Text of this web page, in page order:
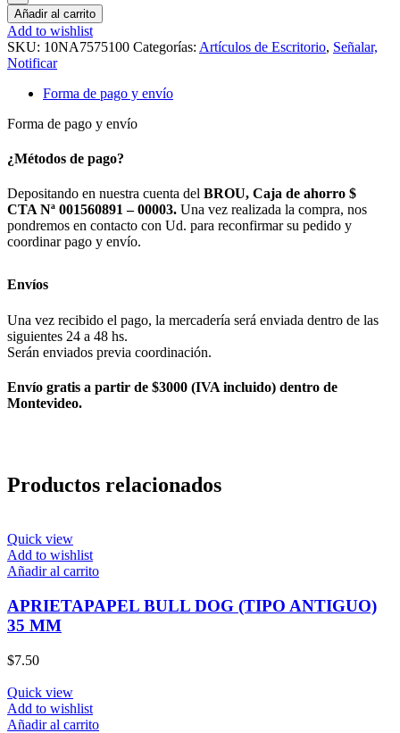
Añadir al carrito
Add to wishlist
SKU: 10NA7575100 Categorías: Artículos de Escritorio, Señalar,
Notificar
Forma de pago y envío
Forma de pago y envío
¿Métodos de pago?
Depositando en nuestra cuenta del BROU, Caja de ahorro $
CTA Nª 001560891 – 00003. Una vez realizada la compra, nos
pondremos en contacto con Ud. para reconfirmar su pedido y
coordinar pago y envío.
Envíos
Una vez recibido el pago, la mercadería será enviada dentro de las
siguientes 24 a 48 hs.
Serán enviados previa coordinación.
Envío gratis a partir de $3000 (IVA incluido) dentro de
Montevideo.
Productos relacionados
Quick view
Add to wishlist
Añadir al carrito
APRIETAPAPEL BULL DOG (TIPO ANTIGUO)
35 MM
$7.50
Quick view
Add to wishlist
Añadir al carrito